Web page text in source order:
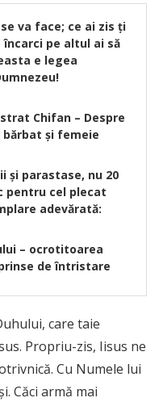
va face; ce ai zis ţi
încarci pe altul ai să
e legea
Chifan – Despre
și femeie
și parastase, nu 20
pentru cel plecat
adevărată:
– ocrotitoarea
de întristare
care taie
Propriu-zis, Iisus ne
Cu Numele lui
Căci armă mai